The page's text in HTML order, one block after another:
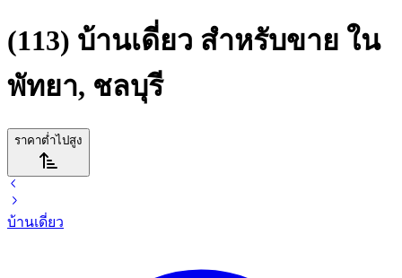
(113) บ้านเดี่ยว สำหรับขาย ใน
พัทยา, ชลบุรี
ราคาต่ำไปสูง
บ้านเดี่ยว